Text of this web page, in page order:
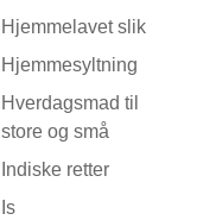
Hjemmelavet slik
Hjemmesyltning
Hverdagsmad til
store og små
Indiske retter
Is